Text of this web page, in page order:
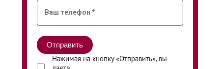
Нажимая на кнопку «Отправить», вы